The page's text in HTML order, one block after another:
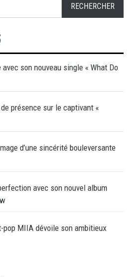
son nouveau single « What Do
présence sur le captivant «
d’une sincérité bouleversante
avec son nouvel album
pop MIIA dévoile son ambitieux